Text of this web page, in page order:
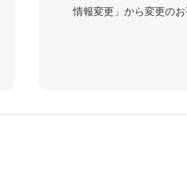
情報変更」から変更の